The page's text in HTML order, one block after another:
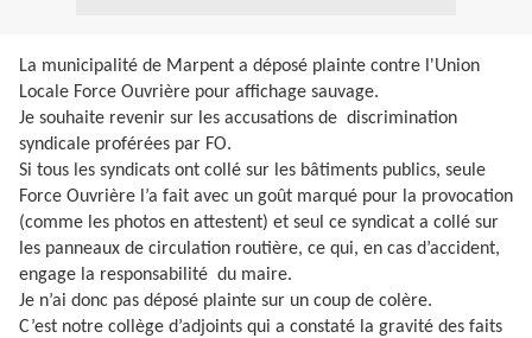
La municipalité de Marpent a déposé plainte contre l'Union
Locale Force Ouvrière pour affichage sauvage.
Je souhaite revenir sur les accusations de discrimination
syndicale proférées par FO.
Si tous les syndicats ont collé sur les bâtiments publics, seule
Force Ouvrière l’a fait avec un goût marqué pour la provocation
(comme les photos en attestent) et seul ce syndicat a collé sur
les panneaux de circulation routière, ce qui, en cas d’accident,
engage la responsabilité du maire.
Je n’ai donc pas déposé plainte sur un coup de colère.
C’est notre collège d’adjoints qui a constaté la gravité des faits